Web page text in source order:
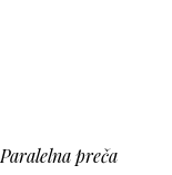
Paralelna preča